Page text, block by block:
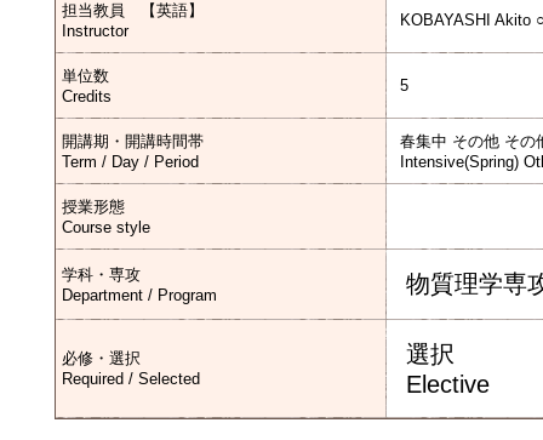
担当教員 【英語】
Instructor
KOBAYASHI Akito
単位数
Credits
5
開講期・開講時間帯
Term / Day / Period
春集中 その他 その
Intensive(Spring)
授業形態
Course style
学科・専攻
Department / Program
物質理学専
必修・選択
Required / Selected
選択
Elective